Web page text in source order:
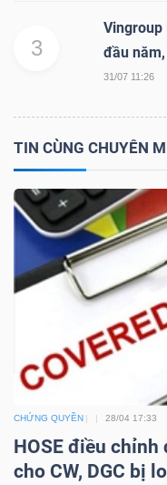
3
Vingroup
đầu
31/07 11:26
TIN CÙNG CHUYÊN
CHỨNG QUYỀN 28/04 17:33
HOSE điều
cho CW, DGC bị
PHÁI
SINH
PHIẾU
CÔNG
CỤ